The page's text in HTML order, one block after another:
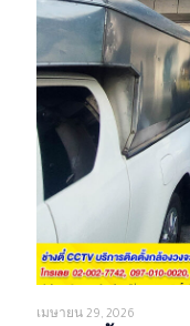
เมษายน 29, 2026